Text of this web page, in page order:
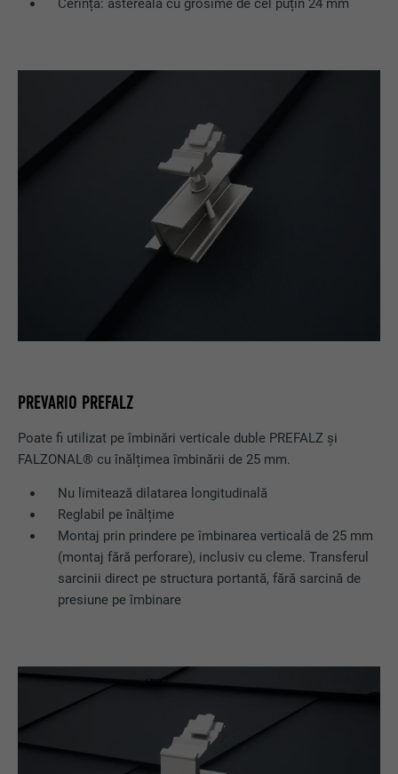
Cerință: astereală cu grosime de cel puțin 24 mm
PREVARIO PREFALZ
Poate fi utilizat pe îmbinări verticale duble PREFALZ și
FALZONAL® cu înălțimea îmbinării de 25 mm.
Nu limitează dilatarea longitudinală
Reglabil pe înălțime
Montaj prin prindere pe îmbinarea verticală de 25 mm
(montaj fără perforare), inclusiv cu cleme. Transferul
sarcinii direct pe structura portantă, fără sarcină de
presiune pe îmbinare